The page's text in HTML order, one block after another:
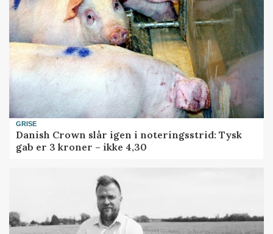
GRISE
Danish Crown slår igen i noteringsstrid: Tysk
gab er 3 kroner – ikke 4,30